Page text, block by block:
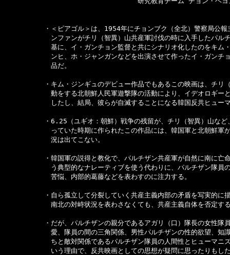
・＜ピアゴル＞は、1954年にチョンブク（全北）警察局公報主
ンファンがチリ（智異）山共産軍討伐の時に入手したパルチ
基に、イ・ガンチョン監督と共にシナリオ化したのをキム・
ンヒ、ホ・ジャンガンなどを出演させて作ったイ・ガンチョ
品だ。
・キム・ジンギュのデビュー作品でもあるこの映画は、チリ（
動をする北朝鮮人民軍遊撃隊の活動により、イデオロギーと
したし、結局、彼らが自滅することになる韓国反共ヒューマ
・6.25（ユギオ：朝鮮）戦争の残留が、チリ（智異）山など、
っていた時期に作られたこの作品には、韓国軍と北朝鮮軍が
況は出てこない。
・韓国軍の説得と教化で、パルチザン共産軍が自然に南に亡命
う典型的なナレーティブを使う代わりに、パルチザン隊員の
苦悩、内部的葛藤などを表わすのに注力する。
・自ら孤立して分裂していく共産主義内部の矛盾を写実的に描
南北の対峙状況を表わさなくても、共産主義自体を否定する
・だが、パルチザンの親分であるアガリ（口）隊長の女性隊員
愛、隊員の間の三角関係、男性パルチザンの性的欲望、知識
ちと敵対関係であるパルチザン隊員の人間性とヒューマニズ
いう理由で、反共映画としての思想が疑問に思ったりもし